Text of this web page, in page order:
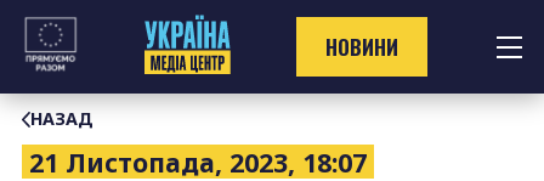
Перейти
контенту
НОВИНИ
НАЗАД
21 Листопада, 2023, 18:07